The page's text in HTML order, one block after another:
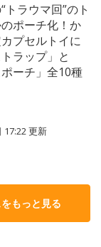
トラウマ回”のト
ポーチ化！か
プセルトイに
トラップ」と
ポーチ」全10種
17:22 更新
もっと見る